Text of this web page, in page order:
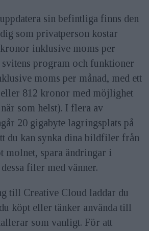
sin befintliga finns den
som privatperson kostar
inklusive moms per
svitens program och funktioner
moms per månad, med ett
812 kronor med möjlighet
som helst). I flera av
20 gigabyte lagringsplats på
du kan synka dina bildfiler från
molnet, spara ändringar i
filer med vänner.
till Creative Cloud laddar du
köpt eller tänker använda till
som vanligt. För att